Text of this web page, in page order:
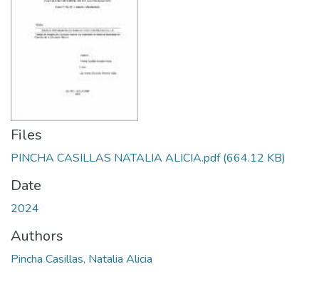
Files
PINCHA CASILLAS NATALIA ALICIA.pdf(664.12 KB)
Date
2024
Authors
Pincha Casillas, Natalia Alicia